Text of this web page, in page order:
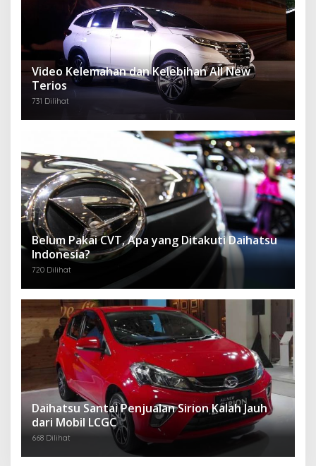
Video Kelemahan dan Kelebihan All New
Terios
731 Dilihat
Belum Pakai CVT, Apa yang Ditakuti Daihatsu
Indonesia?
720 Dilihat
Daihatsu Santai Penjualan Sirion Kalah Jauh
dari Mobil LCGC
668 Dilihat